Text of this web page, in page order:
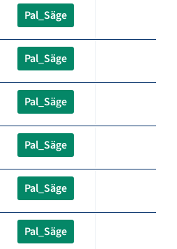
Pal_Säge
Pal_Säge
Pal_Säge
Pal_Säge
Pal_Säge
Pal_Säge